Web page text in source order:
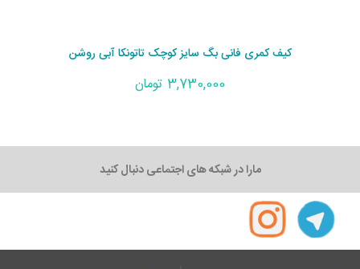
کیف کمری فانی بگ سایز کوچک تاتونکا آبی روشن
3,730,000 تومان
مارا در شبکه های اجتماعی دنبال کنید